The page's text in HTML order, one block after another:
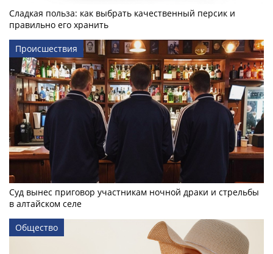
Сладкая польза: как выбрать качественный персик и
правильно его хранить
Происшествия
Суд вынес приговор участникам ночной драки и стрельбы
в алтайском селе
Общество